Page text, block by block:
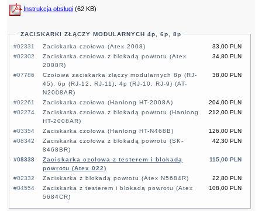
Instrukcja obsługi (62 KB)
ZACISKARKI ZŁĄCZY MODULARNYCH 4p, 6p, 8p
#02331
33,00 PLN
Zaciskarka czołowa (Atex 2008)
#02302
34,80 PLN
Zaciskarka czołowa z blokadą powrotu (Atex
2008R)
#07786
38,00 PLN
Czołowa zaciskarka złączy modularnych 8p (RJ-
45), 6p (RJ-12, RJ-11), 4p (RJ-10, RJ-9) (AT-
N2008AR)
#02261
204,00 PLN
Zaciskarka czołowa (Hanlong HT-2008A)
#02274
212,00 PLN
Zaciskarka czołowa z blokadą powrotu (Hanlong
HT-2008AR)
#03354
126,00 PLN
Zaciskarka czołowa (Hanlong HT-N468B)
#08342
42,30 PLN
Zaciskarka czołowa z blokadą powrotu (SK-
8468BR)
#08338
115,00 PLN
Zaciskarka czołowa z testerem i blokadą
powrotu (Atex 022)
#02332
22,80 PLN
Zaciskarka z blokadą powrotu (Atex N5684R)
#04554
108,00 PLN
Zaciskarka z testerem i blokadą powrotu (Atex
5684CR)